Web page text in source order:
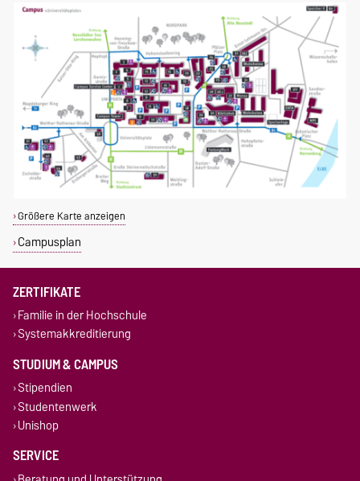
Größere Karte anzeigen
Campusplan
ZERTIFIKATE
Familie in der Hochschule
Systemakkreditierung
STUDIUM & CAMPUS
Stipendien
Studentenwerk
Unishop
SERVICE